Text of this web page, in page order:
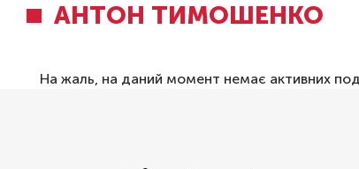
АНТОН ТИМОШЕНКО
На жаль, на даний момент немає активних